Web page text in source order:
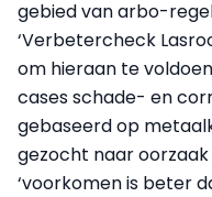
gebied van arbo-
‘Verbetercheck
om hieraan te
cases schade- en
gebaseerd op
gezocht naar
‘voorkomen is beter